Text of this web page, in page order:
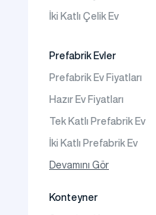
İki Katlı Çelik Ev
Prefabrik Evler
Prefabrik Ev Fiyatları
Hazır Ev Fiyatları
Tek Katlı Prefabrik Ev
İki Katlı Prefabrik Ev
Tek Katlı Prefabrik Villa
Devamını Gör
Konteyner